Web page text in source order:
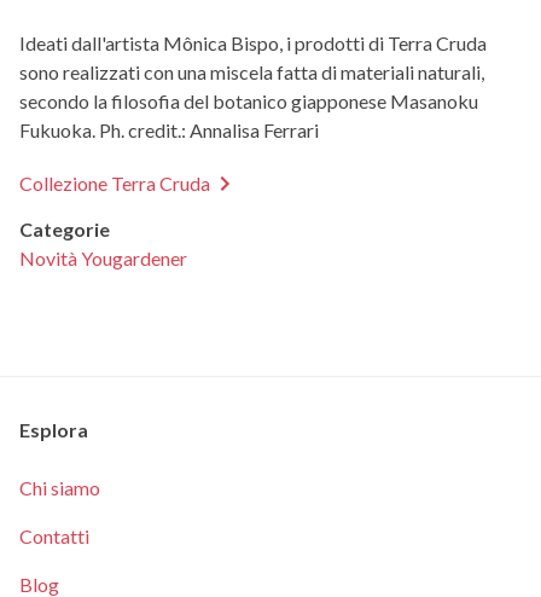
Ideati dall'artista Mônica Bispo, i prodotti di Terra Cruda
sono realizzati con una miscela fatta di materiali naturali,
secondo la filosofia del botanico giapponese Masanoku
Fukuoka. Ph. credit.: Annalisa Ferrari
Collezione Terra Cruda
Categorie
Novità Yougardener
Esplora
Chi siamo
Contatti
Blog